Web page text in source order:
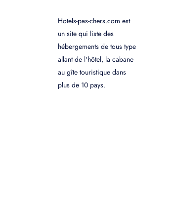
Hotels-pas-chers.com est
un site qui liste des
hébergements de tous type
allant de l'hôtel, la cabane
au gîte touristique dans
plus de 10 pays.